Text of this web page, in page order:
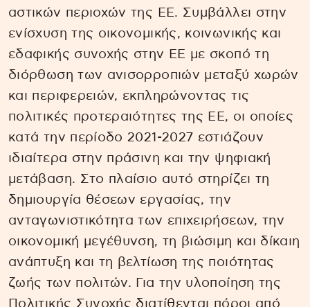
αστικών περιοχών της ΕΕ. Συμβάλλει στην
ενίσχυση της οικονομικής, κοινωνικής και
εδαφικής συνοχής στην ΕΕ με σκοπό τη
διόρθωση των ανισορροπιών μεταξύ χωρών
και περιφερειών, εκπληρώνοντας τις
πολιτικές προτεραιότητες της ΕΕ, οι οποίες
κατά την περίοδο 2021-2027 εστιάζουν
ιδιαίτερα στην πράσινη και την ψηφιακή
μετάβαση. Στο πλαίσιο αυτό στηρίζει τη
δημιουργία θέσεων εργασίας, την
ανταγωνιστικότητα των επιχειρήσεων, την
οικονομική μεγέθυνση, τη βιώσιμη και δίκαιη
ανάπτυξη και τη βελτίωση της ποιότητας
ζωής των πολιτών. Για την υλοποίηση της
Πολιτικής Συνοχής διατίθενται πόροι από